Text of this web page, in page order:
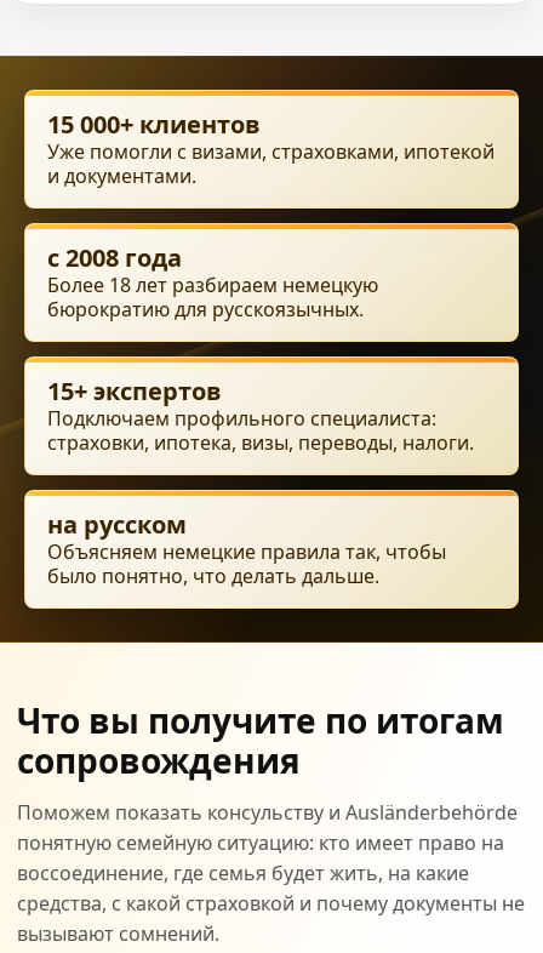
15 000+ клиентов
Уже помогли с визами, страховками, ипотекой
и документами.
с 2008 года
Более 18 лет разбираем немецкую
бюрократию для русскоязычных.
15+ экспертов
Подключаем профильного специалиста:
страховки, ипотека, визы, переводы, налоги.
на русском
Объясняем немецкие правила так, чтобы
было понятно, что делать дальше.
Что вы получите по итогам
сопровождения
Поможем показать консульству и Ausländerbehörde
понятную семейную ситуацию: кто имеет право на
воссоединение, где семья будет жить, на какие
средства, с какой страховкой и почему документы не
вызывают сомнений.